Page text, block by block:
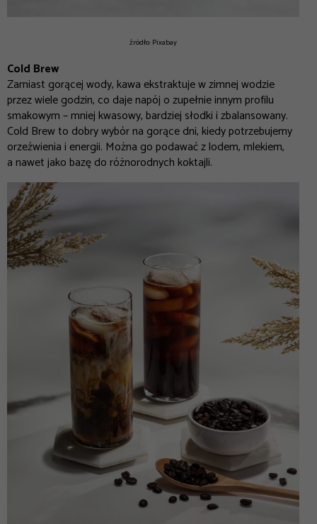
źródło: Pixabay
Cold Brew
Zamiast gorącej wody, kawa ekstraktuje w zimnej wodzie
przez wiele godzin, co daje napój o zupełnie innym profilu
smakowym – mniej kwasowy, bardziej słodki i zbalansowany.
Cold Brew to dobry wybór na gorące dni, kiedy potrzebujemy
orzeźwienia i energii. Można go podawać z lodem, mlekiem,
a nawet jako bazę do różnorodnych koktajli.